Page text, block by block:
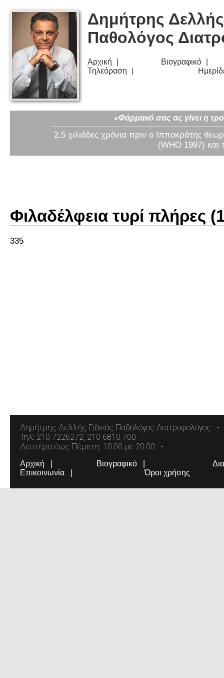
Δημήτρης
Παθολόγος
Αρχική
Βιογραφικό
Τηλεόραση
«Φάρμακό σας ας γίνει η
2,5 χιλιάδες χρόνια πριν ο Ιπποκράτης
(WHO 1997) και
Φιλαδέλφεια τυρί πλήρες
335
Δημήτρης Δελλής Ειδικός Παθολόγος Διατροφολόγος
Τηλ: 210 7226272, 210 6810 700
Δευτέρα έως Πέμπτη: 10:00 με 20:00
Αρχική Βιογραφικό
Επικοινωνία
Όροι χρήσης